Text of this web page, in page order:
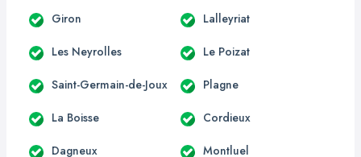
Giron Lalleyriat
Les Neyrolles Le Poizat
Saint-Germain-de-Joux Plagne
La Boisse Cordieux
Dagneux Montluel